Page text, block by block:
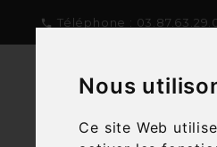
Nous
Ce site Web
 Téléphone :